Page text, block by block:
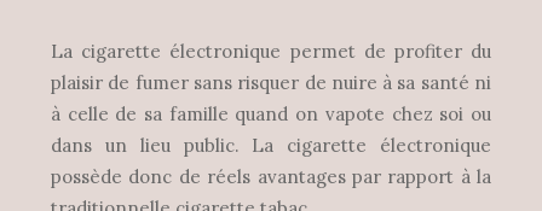
La cigarette électronique permet de profiter du
plaisir de fumer sans risquer de nuire à sa santé ni
à celle de sa famille quand on vapote chez soi ou
dans un lieu public. La cigarette électronique
possède donc de réels avantages par rapport à la